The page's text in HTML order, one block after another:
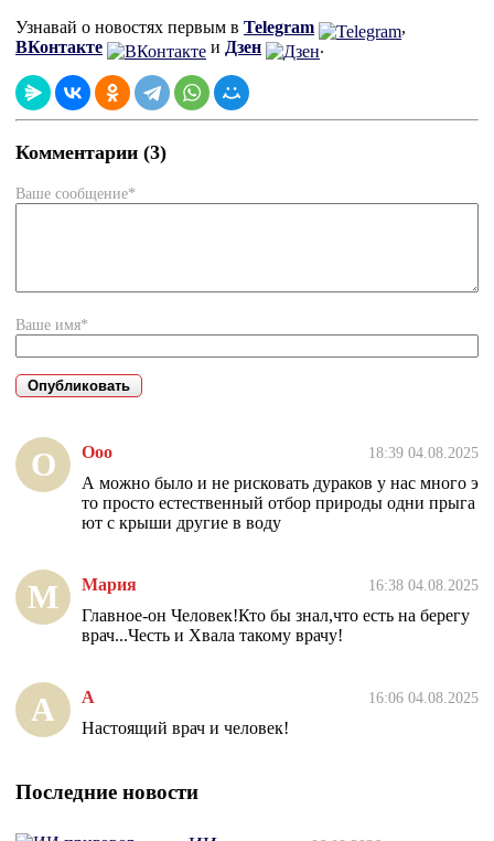
Узнавай о новостях первым в Telegram
,
ВКонтакте
и Дзен .
Комментарии (3)
Ваше сообщение*
Ваше имя*
О Ооо 18:39 04.08.2025
А можно было и не рисковать дураков у нас много э
то просто естественный отбор природы одни прыга
ют с крыши другие в воду
М Мария 16:38 04.08.2025
Главное-он Человек!Кто бы знал,что есть на берегу
врач...Честь и Хвала такому врачу!
А А 16:06 04.08.2025
Настоящий врач и человек!
Последние новости